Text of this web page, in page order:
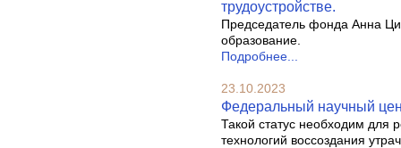
трудоустройстве.
Председатель фонда Анна
образование.
Подробнее...
23.10.2023
Федеральный научный
Такой статус необходим для
технологий воссоздания